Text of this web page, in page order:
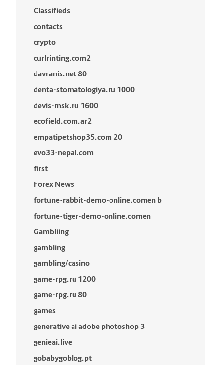
Classifieds
contacts
crypto
curlrinting.com2
davranis.net 80
denta-stomatologiya.ru 1000
devis-msk.ru 1600
ecofield.com.ar2
empatipetshop35.com 20
evo33-nepal.com
first
Forex News
fortune-rabbit-demo-online.comen b
fortune-tiger-demo-online.comen
Gambliing
gambling
gambling/casino
game-rpg.ru 1200
game-rpg.ru 80
games
generative ai adobe photoshop 3
genieai.live
gobabygoblog.pt